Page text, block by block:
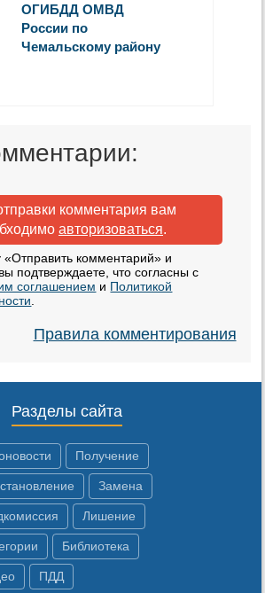
ОГИБДД ОМВД
России по
Чемальскому району
комментария вам
авторизоваться.
комментарий» и
подтверждаете, что согласны с
соглашением и Политикой
Правила комментирования
Разделы сайта
Получение
Замена
Лишение
Библиотека
ПДД